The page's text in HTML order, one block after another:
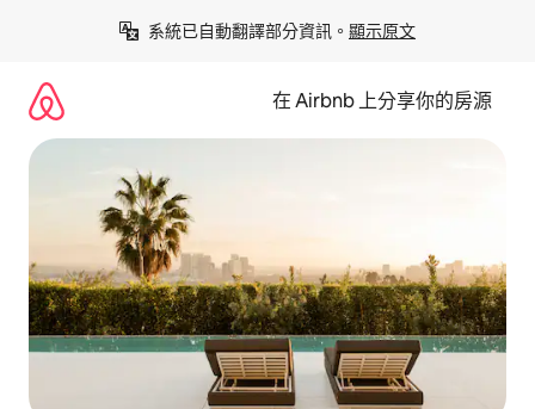
系統已自動翻譯部分資訊。 顯示原文
在 Airbnb 上分享你的房源